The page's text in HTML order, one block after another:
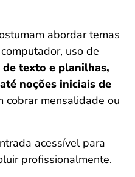
abordar temas
uso de
texto e planilhas,
noções iniciais de
cobrar mensalidade ou
acessível para
profissionalmente.